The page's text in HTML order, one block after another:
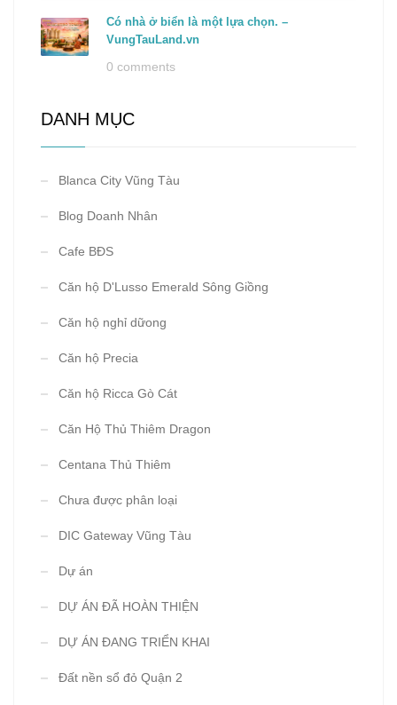
Có nhà ở biển là một lựa chọn. –
VungTauLand.vn
0 comments
DANH MỤC
Blanca City Vũng Tàu
Blog Doanh Nhân
Cafe BĐS
Căn hộ D'Lusso Emerald Sông Giồng
Căn hộ nghỉ dữong
Căn hộ Precia
Căn hộ Ricca Gò Cát
Căn Hộ Thủ Thiêm Dragon
Centana Thủ Thiêm
Chưa được phân loại
DIC Gateway Vũng Tàu
Dự án
DỰ ÁN ĐÃ HOÀN THIỆN
DỰ ÁN ĐANG TRIỂN KHAI
Đất nền sổ đỏ Quận 2